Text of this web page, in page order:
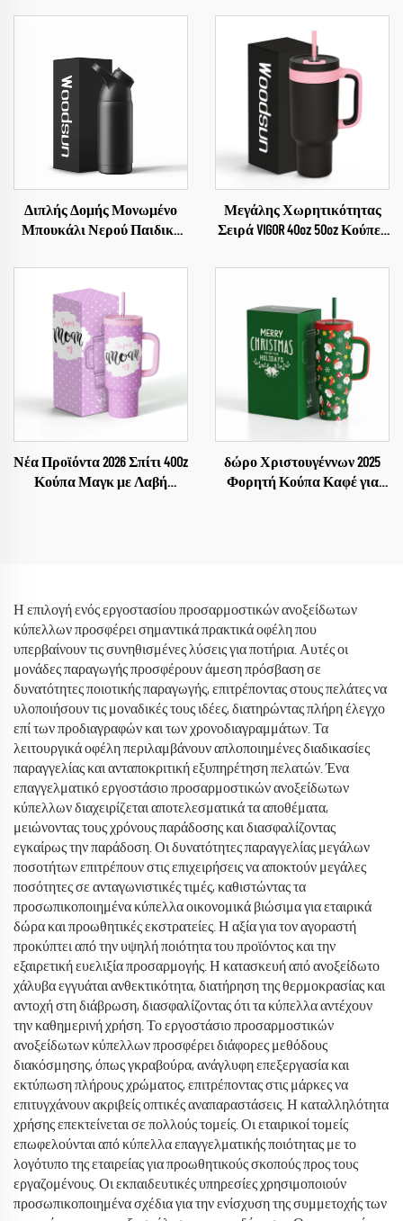
Διπλής Δομής Μονωμένο
Μπουκάλι Νερού Παιδικό
18/8
Μεγάλης Χωρητικότητας
Σειρά VIGOR 40oz 50oz Κούπες
Καφές Θερμός 2024
Νέα Προϊόντα 2026 Σπίτι 40Oz
Κούπα Μαγκ με Λαβή
δώρο Χριστουγέννων 2025
Φορητή Κούπα Καφέ για
Η επιλογή ενός εργοστασίου προσαρμοστικών ανοξείδωτων
κύπελλων προσφέρει σημαντικά πρακτικά οφέλη που
υπερβαίνουν τις συνηθισμένες λύσεις για ποτήρια. Αυτές οι
μονάδες παραγωγής προσφέρουν άμεση πρόσβαση σε
δυνατότητες ποιοτικής παραγωγής, επιτρέποντας στους πελάτες να
υλοποιήσουν τις μοναδικές τους ιδέες, διατηρώντας πλήρη έλεγχο
επί των προδιαγραφών και των χρονοδιαγραμμάτων. Τα
λειτουργικά οφέλη περιλαμβάνουν απλοποιημένες διαδικασίες
παραγγελίας και ανταποκριτική εξυπηρέτηση πελατών. Ένα
επαγγελματικό εργοστάσιο προσαρμοστικών ανοξείδωτων
κύπελλων διαχειρίζεται αποτελεσματικά τα αποθέματα,
μειώνοντας τους χρόνους παράδοσης και διασφαλίζοντας
εγκαίρως την παράδοση. Οι δυνατότητες παραγγελίας μεγάλων
ποσοτήτων επιτρέπουν στις επιχειρήσεις να αποκτούν μεγάλες
ποσότητες σε ανταγωνιστικές τιμές, καθιστώντας τα
προσωπικοποιημένα κύπελλα οικονομικά βιώσιμα για εταιρικά
δώρα και προωθητικές εκστρατείες. Η αξία για τον αγοραστή
προκύπτει από την υψηλή ποιότητα του προϊόντος και την
εξαιρετική ευελιξία προσαρμογής. Η κατασκευή από ανοξείδωτο
χάλυβα εγγυάται ανθεκτικότητα, διατήρηση της θερμοκρασίας και
αντοχή στη διάβρωση, διασφαλίζοντας ότι τα κύπελλα αντέχουν
την καθημερινή χρήση. Το εργοστάσιο προσαρμοστικών
ανοξείδωτων κύπελλων προσφέρει διάφορες μεθόδους
διακόσμησης, όπως γκραβούρα, ανάγλυφη επεξεργασία και
εκτύπωση πλήρους χρώματος, επιτρέποντας στις μάρκες να
επιτυγχάνουν ακριβείς οπτικές αναπαραστάσεις. Η καταλληλότητα
χρήσης επεκτείνεται σε πολλούς τομείς. Οι εταιρικοί τομείς
επωφελούνται από κύπελλα επαγγελματικής ποιότητας με το
λογότυπο της εταιρείας για προωθητικούς σκοπούς προς τους
εργαζομένους. Οι εκπαιδευτικές υπηρεσίες χρησιμοποιούν
προσωπικοποιημένα σχέδια για την ενίσχυση της συμμετοχής των